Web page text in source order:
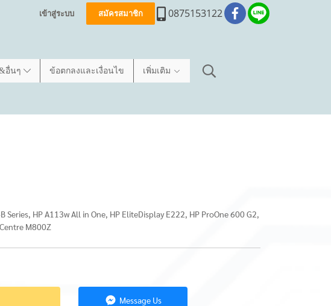
เข้าสู่ระบบ สมัครสมาชิก 0875153122
อื่นๆ ข้อตกลงและเงื่อนไข เพิ่มเติม
HP A113w All in One, HP EliteDisplay E222, HP ProOne 600 G2,
M800Z
Message Us